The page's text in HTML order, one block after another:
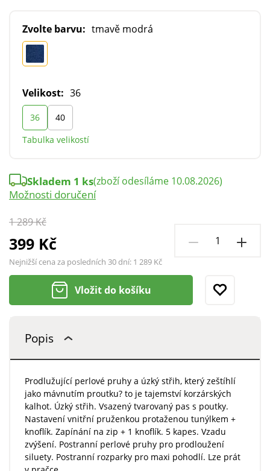
Zvolte barvu: tmavě modrá
Velikost: 36
36
40
Tabulka velikostí
1 289 Kč
399 Kč
Nejnižší cena za posledních 30 dní: 1 289 Kč
Skladem 1 ks(zboží odesíláme 10.08.2026)
Možnosti doručení
Vložit do košíku
Popis
Prodlužující perlové pruhy a úzký střih, který zeštíhlí
jako mávnutím proutku? to je tajemství korzárských
kalhot. Úzký střih. Vsazený tvarovaný pas s poutky.
Nastavení vnitřní pruženkou protaženou tunýlkem +
knoflík. Zapínání na zip + 1 knoflík. 5 kapes. Vzadu
zvýšení. Postranní perlové pruhy pro prodloužení
siluety. Postranní rozparky pro maxi pohodlí. Lze prát